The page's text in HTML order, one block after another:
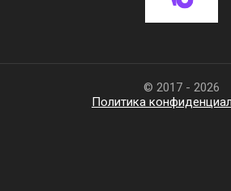
© 2017 - 2026
Политика